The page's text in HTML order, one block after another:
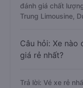
đánh giá chất
Trung Limousine,
Câu hỏi: Xe nào
giá rẻ nhất?
Trả lời: Vé xe rẻ